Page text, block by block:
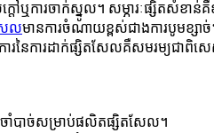
ៅ​ឬ​ការ​ចាក់​ស្នូល​។ សម្ភារៈផ្សិតសំខា
ែលមានការចំណាយខ្ពស់ជាងការបូមខ្
នៃការដាក់ផ្សិតសែលគឺសមរម្យជាពិស
ចាំបាច់សម្រាប់ផលិតផ្សិតសែល។